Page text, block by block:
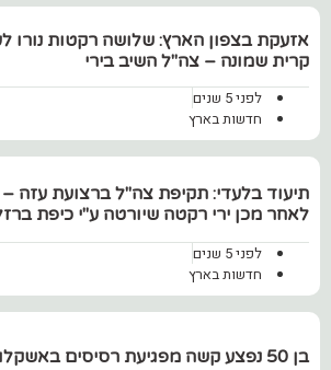
אזעקת בצפון הארץ: שלושה רקטות נורו
קרית שמונה – צה"ל השיב בירי
לפני 5 שנים
חדשות בארץ
תיעוד בלעדי: תקיפת צה"ל ברצועת עזה –
לאחר מכן ירי רקטה שיורטה ע"י כיפת
לפני 5 שנים
חדשות בארץ
בן 50 נפצע קשה מפגיעת רסיסים באשקלון